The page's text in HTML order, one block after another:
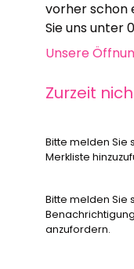
vorher schon
Sie uns unter
Unsere
Zurzeit
Bitte melden Sie
Merkliste
Bitte melden Sie
anzufordern.